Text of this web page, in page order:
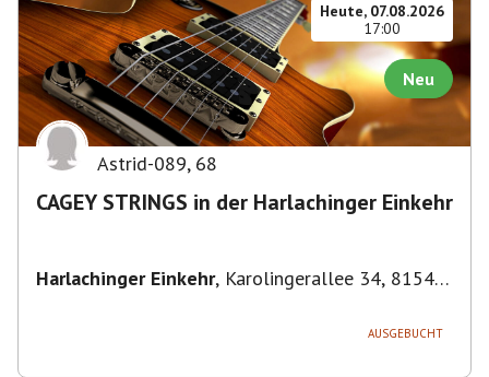
Heute, 07.08.2026
17:00
Neu
Astrid-089, 68
CAGEY STRINGS in der Harlachinger Einkehr
Harlachinger Einkehr, Karolingerallee 34, 81545
AUSGEBUCHT